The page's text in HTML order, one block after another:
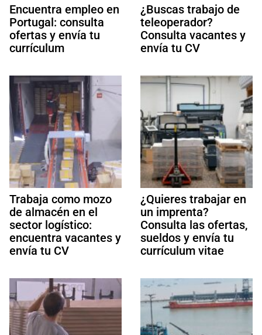
Encuentra empleo en
Portugal: consulta
ofertas y envía tu
currículum
¿Buscas trabajo de
teleoperador?
Consulta vacantes y
envía tu CV
Trabaja como mozo
de almacén en el
sector logístico:
encuentra vacantes y
envía tu CV
¿Quieres trabajar en
un imprenta?
Consulta las ofertas,
sueldos y envía tu
currículum vitae